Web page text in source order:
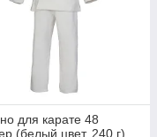
для карате 48
(белый цвет, 240 г)